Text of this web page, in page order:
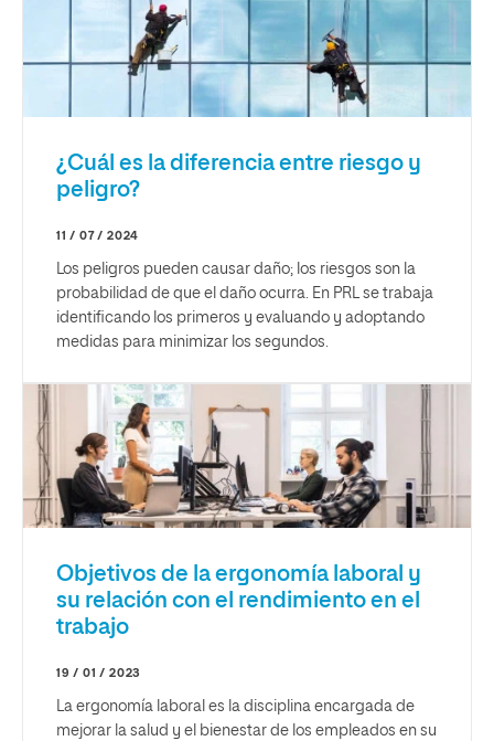
¿Cuál es la diferencia entre riesgo y
peligro?
11 / 07 / 2024
Los peligros pueden causar daño; los riesgos son la
probabilidad de que el daño ocurra. En PRL se trabaja
identificando los primeros y evaluando y adoptando
medidas para minimizar los segundos.
Objetivos de la ergonomía laboral y
su relación con el rendimiento en el
trabajo
19 / 01 / 2023
La ergonomía laboral es la disciplina encargada de
mejorar la salud y el bienestar de los empleados en su